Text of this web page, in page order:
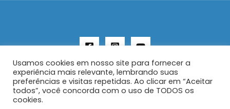
Copyright © 2026 AENFER
Usamos cookies em nosso site para fornecer a
experiência mais relevante, lembrando suas
preferências e visitas repetidas. Ao clicar em “Aceitar
todos”, você concorda com o uso de TODOS os
cookies.